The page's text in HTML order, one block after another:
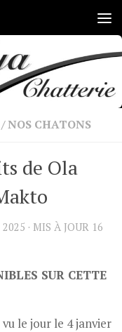
/NOS CHATONS
de Ola
2025 · MIS À JOUR 16
SUR CETTE
le jour le 4 janvier